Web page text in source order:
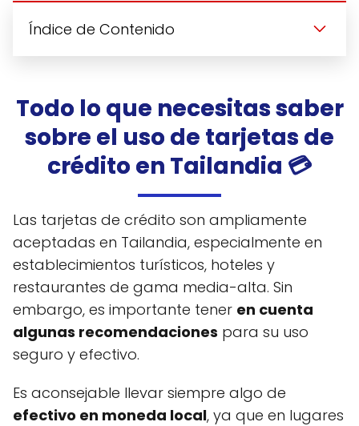
Índice de Contenido
Todo lo que necesitas saber
sobre el uso de tarjetas de
crédito en Tailandia 💳
Las tarjetas de crédito son ampliamente
aceptadas en Tailandia, especialmente en
establecimientos turísticos, hoteles y
restaurantes de gama media-alta. Sin
embargo, es importante tener en cuenta
algunas recomendaciones para su uso
seguro y efectivo.
Es aconsejable llevar siempre algo de
efectivo en moneda local, ya que en lugares